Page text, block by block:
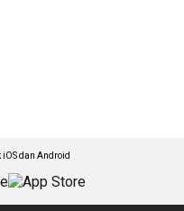
dan Android